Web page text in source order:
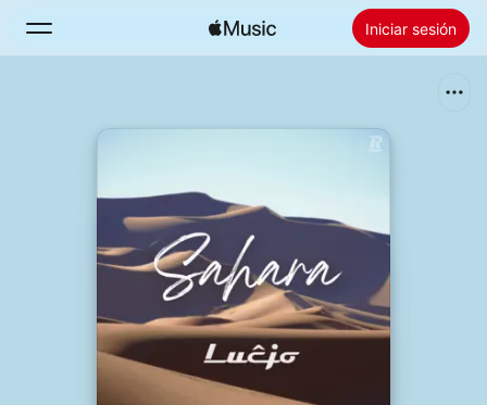
Iniciar sesión
Novedades
Radio
Instalar Apple Music